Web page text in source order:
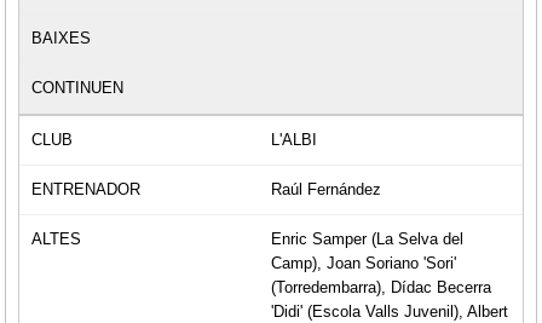
L'ALBI
Raúl Fernández
Enric Samper (La Selva del
Camp), Joan Soriano 'Sori'
(Torredembarra), Dídac Becerra
'Didi' (Escola Valls Juvenil), Albert